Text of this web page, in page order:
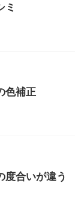
ミ
色補正
度合いが違う